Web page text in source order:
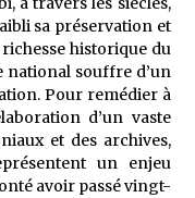
sa préservation et
historique du
national souffre d’un
Pour remédier à
d’un vaste
et des archives,
un enjeu
avoir passé vingt-